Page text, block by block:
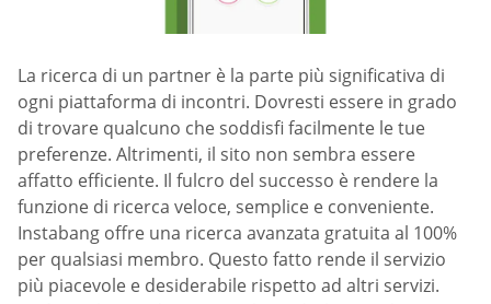
La ricerca di un partner è la parte più significativa di
ogni piattaforma di incontri. Dovresti essere in grado
di trovare qualcuno che soddisfi facilmente le tue
preferenze. Altrimenti, il sito non sembra essere
affatto efficiente. Il fulcro del successo è rendere la
funzione di ricerca veloce, semplice e conveniente.
Instabang offre una ricerca avanzata gratuita al 100%
per qualsiasi membro. Questo fatto rende il servizio
più piacevole e desiderabile rispetto ad altri servizi.